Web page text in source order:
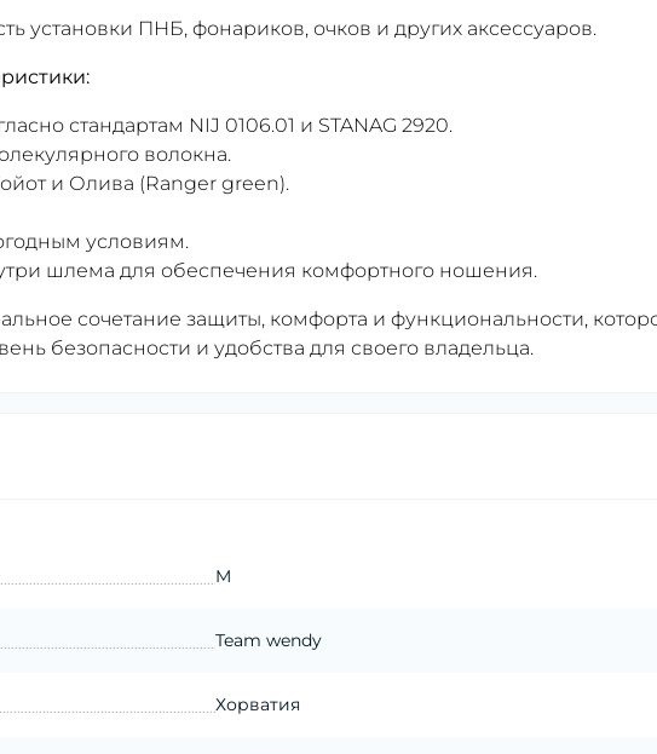
установки ПНБ, фонариков, очков и других аксессуаров.
стандартам NIJ 0106.01 и STANAG 2920.
волокна.
и Олива (Ranger green).
условиям.
шлема для обеспечения комфортного ношения.
сочетание защиты, комфорта и функциональности,
безопасности и удобства для своего владельца.
M
Team wendy
Хорватия